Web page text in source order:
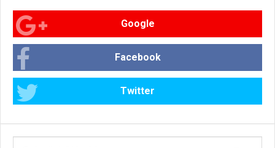
Google
Facebook
Twitter